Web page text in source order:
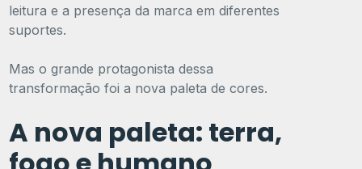
leitura e a presença da marca em diferentes
suportes.
Mas o grande protagonista dessa
transformação foi a nova paleta de cores.
A nova paleta: terra,